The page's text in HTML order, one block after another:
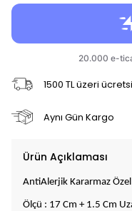
1500 TL üzeri
Aynı Gün Kargo
Ürün Açıklaması
AntiAlerjik Kararmaz
Ölçü : 17 Cm + 1.5 Cm